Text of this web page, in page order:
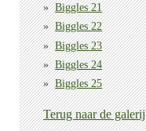
Biggles 21
Biggles 22
Biggles 23
Biggles 24
Biggles 25
Terug naar de galerij